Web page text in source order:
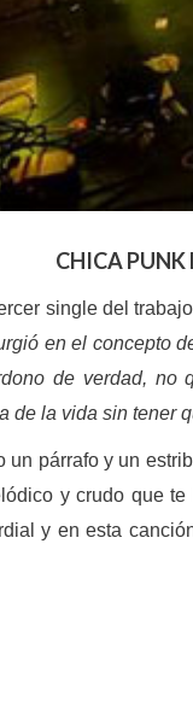
CHICA PUNK
single del
en el concepto
de verdad, no
de la vida sin tener
un párrafo y un
y crudo que
y en esta